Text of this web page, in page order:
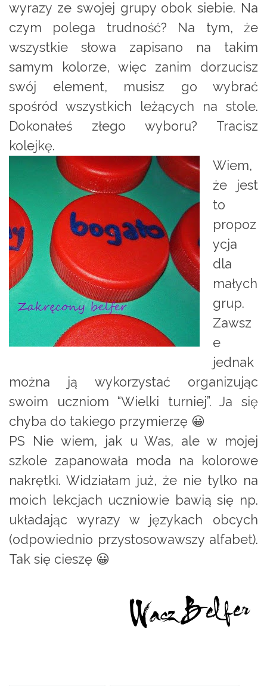
wyrazy ze swojej grupy obok siebie. Na
czym polega trudność? Na tym, że
wszystkie słowa zapisano na takim
samym kolorze, więc zanim dorzucisz
swój element, musisz go wybrać
spośród wszystkich leżących na stole.
Dokonałeś złego wyboru? Tracisz
kolejkę.
Wiem,
że jest
to
propoz
ycja
dla
małych
grup.
Zawsz
e
jednak
można ją wykorzystać organizując
swoim uczniom “Wielki turniej”. Ja się
chyba do takiego przymierzę 😀
PS Nie wiem, jak u Was, ale w mojej
szkole zapanowała moda na kolorowe
nakrętki. Widziałam już, że nie tylko na
moich lekcjach uczniowie bawią się np.
układając wyrazy w językach obcych
(odpowiednio przystosowawszy alfabet).
Tak się cieszę 😀